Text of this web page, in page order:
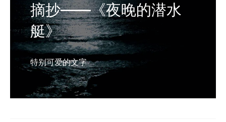
摘抄——《夜晚的潜水
艇》
特别可爱的文字